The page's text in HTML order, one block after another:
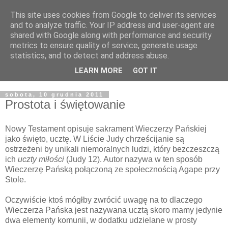
Żyjąc wiarą w REALNYM
świecie
Blog pastora Pawła Bartosika
sobota, 10 grudnia 2011
Prostota i świętowanie
Nowy Testament opisuje sakrament Wieczerzy Pańskiej
jako święto, ucztę. W Liście Judy chrześcijanie są
ostrzeżeni by unikali niemoralnych ludzi, który bezczeszczą
ich uczty miłości (Judy 12). Autor nazywa w ten sposób
Wieczerzę Pańską połączoną ze społecznością Agape przy
Stole.
Oczywiście ktoś mógłby zwrócić uwagę na to dlaczego
Wieczerza Pańska jest nazywana ucztą skoro mamy jedynie
dwa elementy komunii, w dodatku udzielane w prosty
This site uses cookies from Google to deliver its services
and to analyze traffic. Your IP address and user-agent are
shared with Google along with performance and security
metrics to ensure quality of service, generate usage
statistics, and to detect and address abuse.
LEARN MORE GOT IT